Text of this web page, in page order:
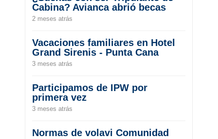
Cabina? Avianca abrió becas
2 meses atrás
Vacaciones familiares en Hotel
Grand Sirenis - Punta Cana
3 meses atrás
Participamos de IPW por
primera vez
3 meses atrás
Normas de volavi Comunidad